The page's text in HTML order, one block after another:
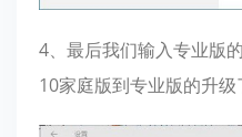
4、最后我们输入专业版
10家庭版到专业版的升级